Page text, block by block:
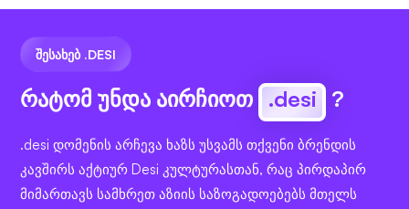
ᲨᲔᲡᲐᲮᲔᲑ .DESI
რატომ უნდა აირჩიოთ .desi ?
.desi დომენის არჩევა ხაზს უსვამს თქვენი ბრენდის
კავშირს აქტიურ Desi კულტურასთან, რაც პირდაპირ
მიმართავს სამხრეთ აზიის საზოგადოებებს მთელს